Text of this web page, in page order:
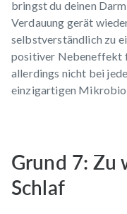
bringst du deinen
Verdauung gerät
selbstverständlich zu
positiver Nebeneffekt
allerdings nicht bei
einzigartigen
Grund 7: Zu
Schlaf